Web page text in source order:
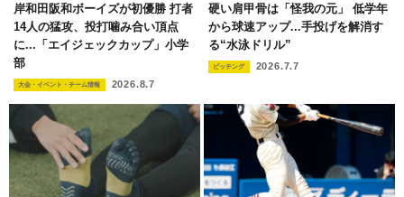
岸和田阪和ボーイズが初優勝 打者
14人の猛攻、投打噛み合い頂点
に...「エイジェックカップ」小学
部
大会・イベント・チーム情報 2026.8.7
硬い肩甲骨は「怪我の元」 低学年
から球速アップ...手投げを解消す
る“水泳ドリル”
ピッチング 2026.7.7